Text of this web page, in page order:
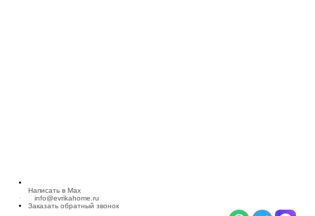
Написать в Max
info@evrikahome.ru
Заказать обратный звонок